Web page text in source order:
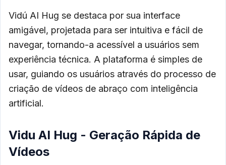
Vidú AI Hug se destaca por sua interface
amigável, projetada para ser intuitiva e fácil de
navegar, tornando-a acessível a usuários sem
experiência técnica. A plataforma é simples de
usar, guiando os usuários através do processo de
criação de vídeos de abraço com inteligência
artificial.
Vidu AI Hug - Geração Rápida de
Vídeos